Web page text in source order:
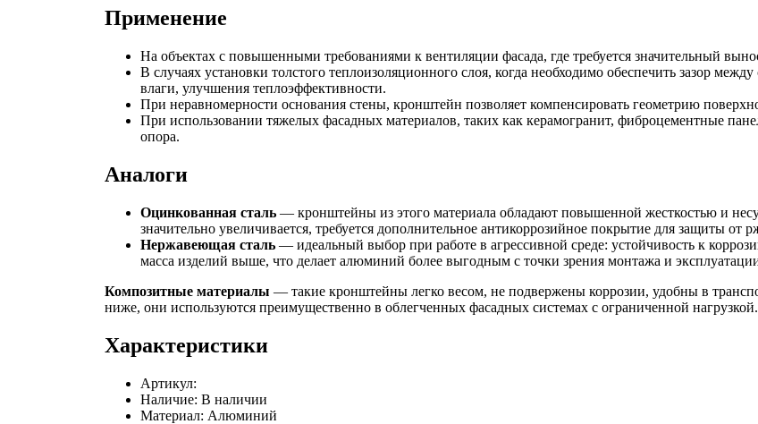
Применение
На объектах с повышенными требованиями к вентиляции фасада, где требуется значительный
В случаях установки толстого теплоизоляционного слоя, когда необходимо обеспечить зазор
влаги, улучшения теплоэффективности.
При неравномерности основания стены, кронштейн позволяет компенсировать геометрию
При использовании тяжелых фасадных материалов, таких как керамогранит, фиброцементные
опора.
Аналоги
Оцинкованная сталь — кронштейны из этого материала обладают повышенной жесткостью и
значительно увеличивается, требуется дополнительное антикоррозийное покрытие для защиты от
Нержавеющая сталь — идеальный выбор при работе в агрессивной среде: устойчивость к
масса изделий выше, что делает алюминий более выгодным с точки зрения монтажа и
Композитные материалы — такие кронштейны легко весом, не подвержены коррозии, удобны в
ниже, они используются преимущественно в облегченных фасадных системах с ограниченной нагрузкой.
Характеристики
Артикул:
Наличие: В наличии
Материал: Алюминий